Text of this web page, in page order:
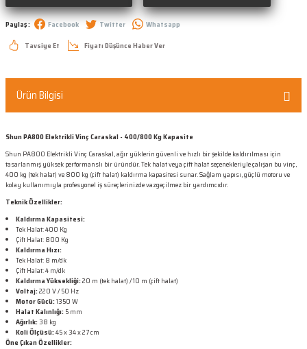
Paylaş : Facebook Twitter
Whatsapp
Tavsiye Et
Fiyatı Düşünce Haber Ver
Ürün Bilgisi
Shun PA800 Elektrikli Vinç Caraskal - 400/800 Kg Kapasite
Shun PA800 Elektrikli Vinç Caraskal, ağır yüklerin güvenli ve hızlı bir şekilde kaldırılması için
tasarlanmış yüksek performanslı bir üründür. Tek halat veya çift halat seçenekleriyle çalışan bu vinç,
400 kg (tek halat) ve 800 kg (çift halat) kaldırma kapasitesi sunar. Sağlam yapısı, güçlü motoru ve
kolay kullanımıyla profesyonel iş süreçlerinizde vazgeçilmez bir yardımcıdır.
Teknik Özellikler:
Kaldırma Kapasitesi:
Tek Halat: 400 Kg
Çift Halat: 800 Kg
Kaldırma Hızı:
Tek Halat: 8 m/dk
Çift Halat: 4 m/dk
Kaldırma Yüksekliği:20 m (tek halat) / 10 m (çift halat)
Voltaj:220 V / 50 Hz
Motor Gücü:1350 W
Halat Kalınlığı:5 mm
Ağırlık:38 kg
Koli Ölçüsü:45 x 34 x 27 cm
Öne Çıkan Özellikler: